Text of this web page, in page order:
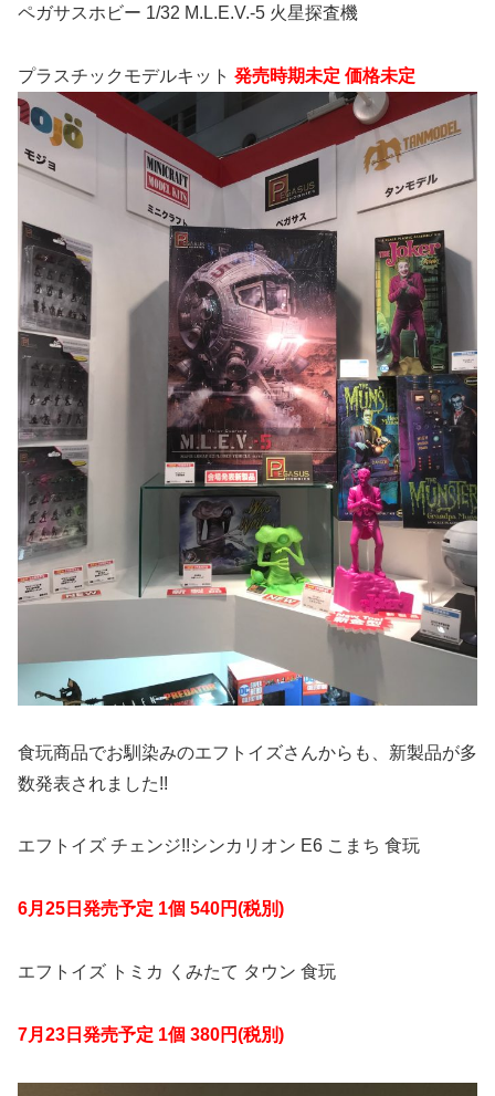
ペガサスホビー 1/32 M.L.E.V.-5 火星探査機
プラスチックモデルキット 発売時期未定 価格未定
食玩商品でお馴染みのエフトイズさんからも、新製品が多
数発表されました!!
エフトイズ チェンジ!!シンカリオン E6 こまち 食玩
6月25日発売予定 1個 540円(税別)
エフトイズ トミカ くみたて タウン 食玩
7月23日発売予定 1個 380円(税別)